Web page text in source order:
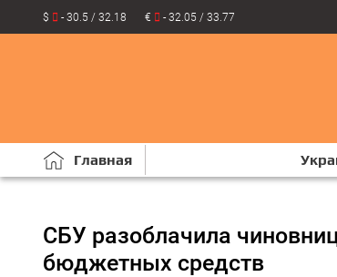
$ - 30.5 / 32.18 € - 32.05 / 33.77
Главная
СБУ разоблачила
бюджетных средств